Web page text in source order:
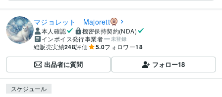
マジョレット Majorett
本人確認
機密保持契約(NDA)
インボイス発行事業者
未登録
総販売実績248評価 5.0フォロワー18
出品者に質問 フォロー18
スケジュール